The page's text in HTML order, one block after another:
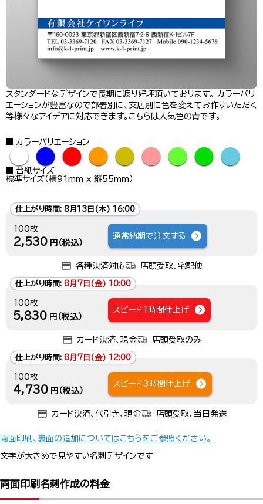
スタンダードなデザインで長期に渡り好評頂いております。 カラーバリ
エーションが豊富なので部署別に、支店別に色を変えてお作りいただく
等様々なアイデアに対応できます。こちらは人気色の青です。
カラーバリエーション
● ● ● ● ● ● ● ● ●
台紙サイズ
標準サイズ（横91mm x 縦55mm）
仕上がり時間: 8月13日(木) 16:00
100枚
2,530 円（税込）
通常納期で注文する
各種決済対応 店頭受取、宅配便
仕上がり時間: 8月7日(金) 10:00
100枚
5,830 円（税込）
スピード1時間仕上げ
カード決済、現金 店頭受取のみ
仕上がり時間: 8月7日(金) 12:00
100枚
4,730 円（税込）
スピード3時間仕上げ
カード決済、代引き、現金 店頭受取、当日発送
両面印刷、裏面の追加についてはこちらをご参照ください。
文字が大きめで見やすい名刺デザインです
両面印刷名刺作成の料金